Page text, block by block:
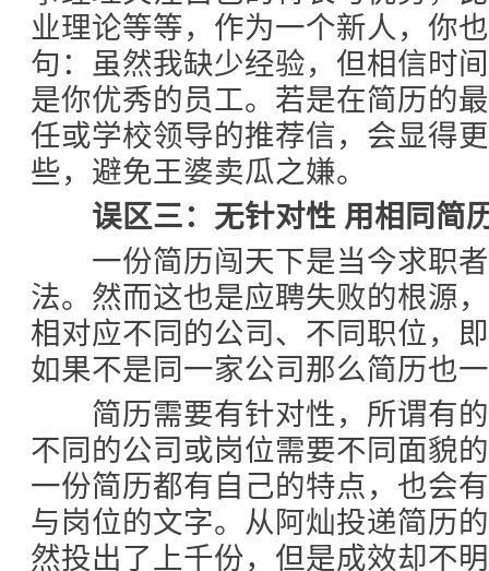
业理论等等，作为一个新人，你
句：虽然我缺少经验，但相信时
是你优秀的员工。若是在简历的
任或学校领导的推荐信，会显得
些，避免王婆卖瓜之嫌。
误区三：无针对性 用相同简
一份简历闯天下是当今求职者
法。然而这也是应聘失败的根源
相对应不同的公司、不同职位，
如果不是同一家公司那么简历也
简历需要有针对性，所谓有的
不同的公司或岗位需要不同面貌
一份简历都有自己的特点，也会
与岗位的文字。从阿灿投递简历
然投出了上千份，但是成效却不